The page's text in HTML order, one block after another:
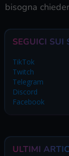
bisogna
SEGUICI SUI
TikTok
Twitch
Telegram
Discord
Facebook
ULTIMI